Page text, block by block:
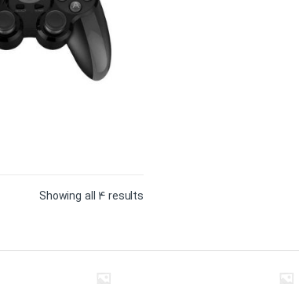
Showing all 4 results
Sorted
low